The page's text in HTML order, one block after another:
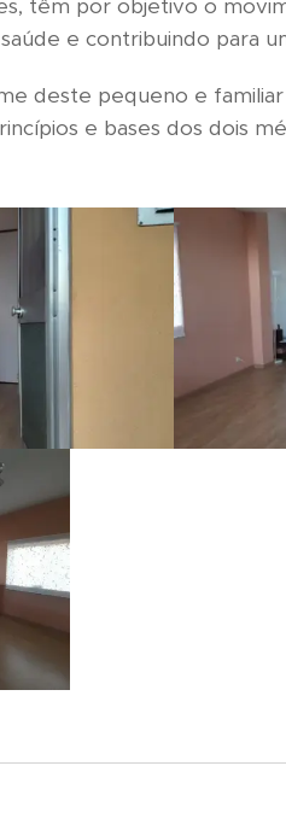
têm por objetivo o
e contribuindo para
deste pequeno e
e bases dos dois